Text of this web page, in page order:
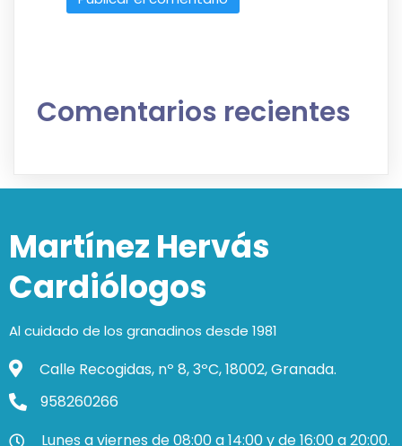
Comentarios recientes
Martínez Hervás
Cardiólogos
Al cuidado de los granadinos desde 1981
Calle Recogidas, nº 8, 3ºC, 18002, Granada.
958260266
Lunes a viernes de 08:00 a 14:00 y de 16:00 a 20:00.